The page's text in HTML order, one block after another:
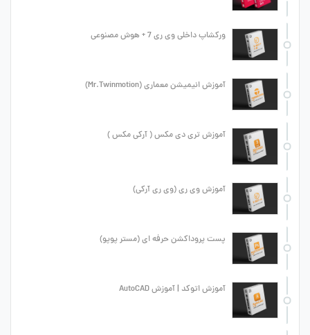
ورکشاپ داخلی وی ری 7 + هوش مصنوعی
آموزش انیمیشن معماری (Mr.Twinmotion)
آموزش تری دی مکس ( آرکی مکس )
آموزش وی ری (وی ری آرکی)
پست پروداکشن حرفه ای (مستر پوپو)
آموزش اتوکد | آموزش AutoCAD